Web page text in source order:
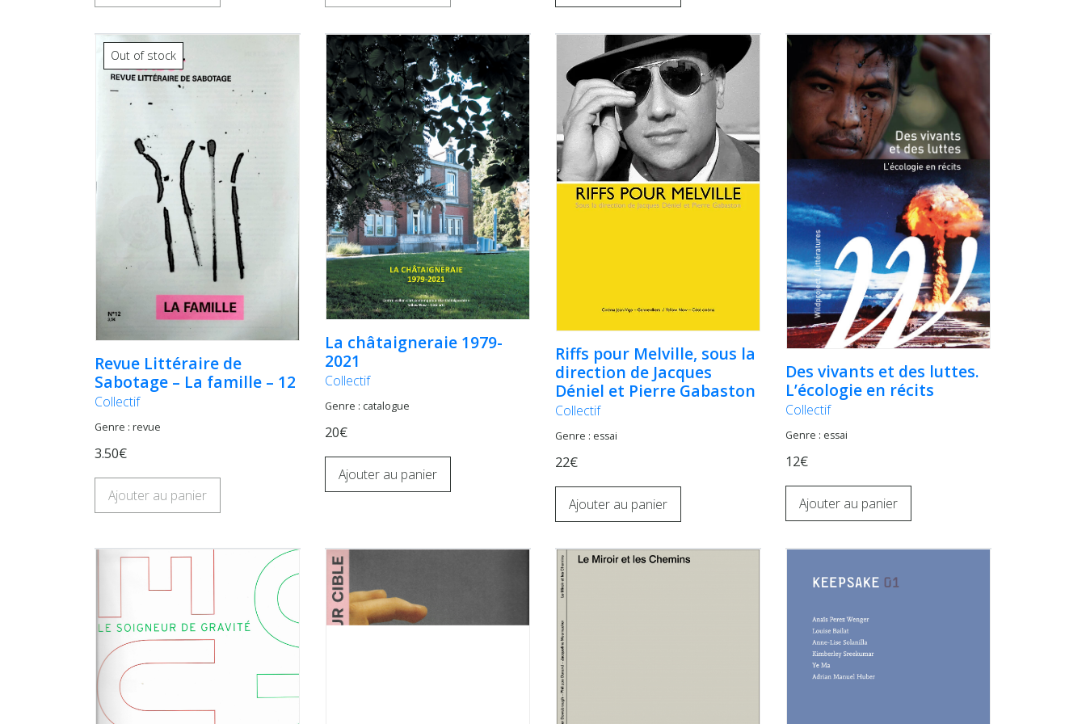
Out of stock
Revue Littéraire de
Sabotage – La famille – 12
Collectif
Genre : revue
3.50€
Ajouter au panier
La châtaigneraie 1979-
2021
Collectif
Genre : catalogue
20€
Ajouter au panier
Riffs pour Melville, sous la
direction de Jacques
Déniel et Pierre Gabaston
Collectif
Genre : essai
22€
Ajouter au panier
Des vivants et des luttes.
L’écologie en récits
Collectif
Genre : essai
12€
Ajouter au panier